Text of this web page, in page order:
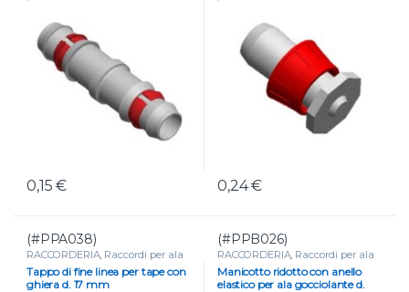
0,15€ 0,24€
(#PPA038)
RACCORDERIA, Raccordi per ala
gocciolante e tape
Tappo di fine linea per tape con
ghiera d. 17 mm
(#PPB026)
RACCORDERIA, Raccordi per ala
gocciolante e tape
Manicotto ridotto con anello
elastico per ala gocciolante d.